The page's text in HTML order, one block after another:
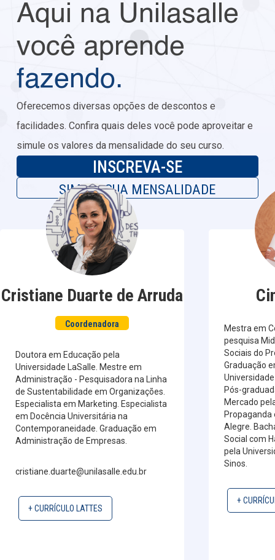
Aqui na Unilasalle
você aprende
fazendo.
Oferecemos diversas opções de descontos e
facilidades. Confira quais deles você pode aproveitar e
simule os valores da mensalidade do seu curso.
INSCREVA-SE
SIMULE SUA MENSALIDADE
Cristiane Duarte de Arruda
Coordenadora
Doutora em Educação pela
Universidade LaSalle. Mestre em
Administração - Pesquisadora na Linha
de Sustentabilidade em Organizações.
Especialista em Marketing. Especialista
em Docência Universitária na
Contemporaneidade. Graduação em
Administração de Empresas.
cristiane.duarte@unilasalle.edu.br
+ CURRÍCULO LATTES
Mestra em
pesquisa
Sociais do
Graduação
Pós-
Mercado
Propaganda
Alegre.
Social com
pela
Sinos.
+